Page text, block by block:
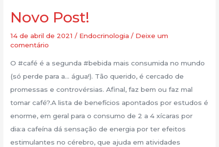
Novo Post!
14 de abril de 2021/ Endocrinologia / Deixe um
comentário
O #café é a segunda #bebida mais consumida no mundo
(só perde para a… água!). Tão querido, é cercado de
promessas e controvérsias. Afinal, faz bem ou faz mal
tomar café?.A lista de benefícios apontados por estudos é
enorme, em geral para o consumo de 2 a 4 xícaras por
dia:a cafeína dá sensação de energia por ter efeitos
estimulantes no cérebro, que ajuda em atividades